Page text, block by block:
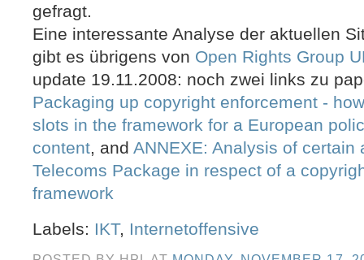
gefragt.
Eine interessante Analyse der aktuellen
gibt es übrigens von Open Rights Group
update 19.11.2008: noch zwei links zu
Packaging up copyright enforcement -
slots in the framework for a European
content, and ANNEXE: Analysis of certain
Telecoms Package in respect of a
framework
Labels: IKT, Internetoffensive